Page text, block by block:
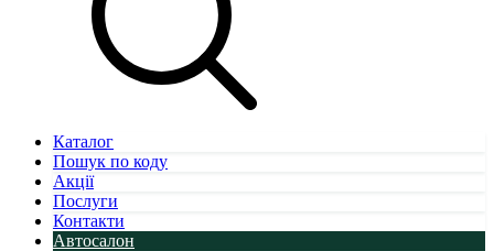
Каталог
Пошук по коду
Акції
Послуги
Контакти
Автосалон